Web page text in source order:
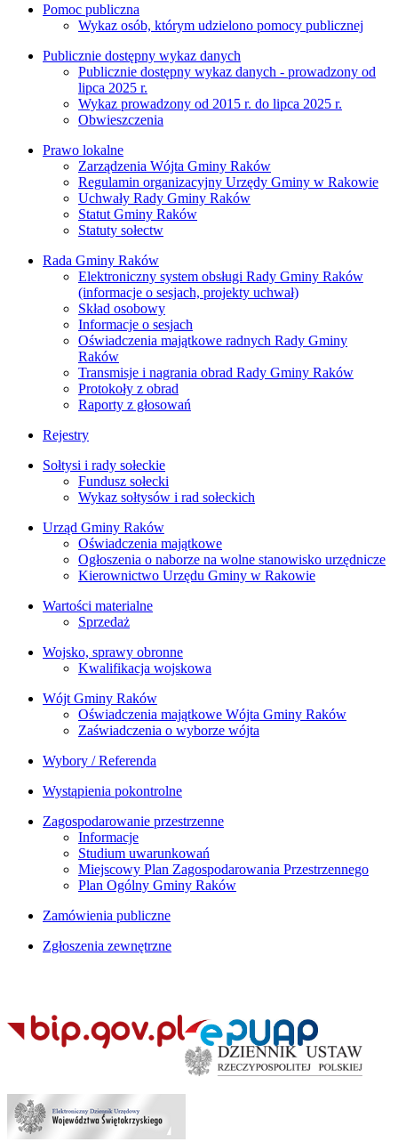
Pomoc publiczna
Wykaz osób, którym udzielono pomocy publicznej
Publicznie dostępny wykaz danych
Publicznie dostępny wykaz danych - prowadzony od
lipca 2025 r.
Wykaz prowadzony od 2015 r. do lipca 2025 r.
Obwieszczenia
Prawo lokalne
Zarządzenia Wójta Gminy Raków
Regulamin organizacyjny Urzędy Gminy w Rakowie
Uchwały Rady Gminy Raków
Statut Gminy Raków
Statuty sołectw
Rada Gminy Raków
Elektroniczny system obsługi Rady Gminy Raków
(informacje o sesjach, projekty uchwał)
Skład osobowy
Informacje o sesjach
Oświadczenia majątkowe radnych Rady Gminy
Raków
Transmisje i nagrania obrad Rady Gminy Raków
Protokoły z obrad
Raporty z głosowań
Rejestry
Sołtysi i rady sołeckie
Fundusz sołecki
Wykaz sołtysów i rad sołeckich
Urząd Gminy Raków
Oświadczenia majątkowe
Ogłoszenia o naborze na wolne stanowisko urzędnicze
Kierownictwo Urzędu Gminy w Rakowie
Wartości materialne
Sprzedaż
Wojsko, sprawy obronne
Kwalifikacja wojskowa
Wójt Gminy Raków
Oświadczenia majątkowe Wójta Gminy Raków
Zaświadczenia o wyborze wójta
Wybory / Referenda
Wystąpienia pokontrolne
Zagospodarowanie przestrzenne
Informacje
Studium uwarunkowań
Miejscowy Plan Zagospodarowania Przestrzennego
Plan Ogólny Gminy Raków
Zamówienia publiczne
Zgłoszenia zewnętrzne